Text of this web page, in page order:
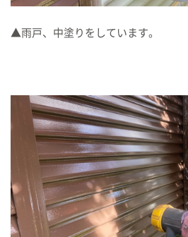
▲雨戸、中塗りをしています。